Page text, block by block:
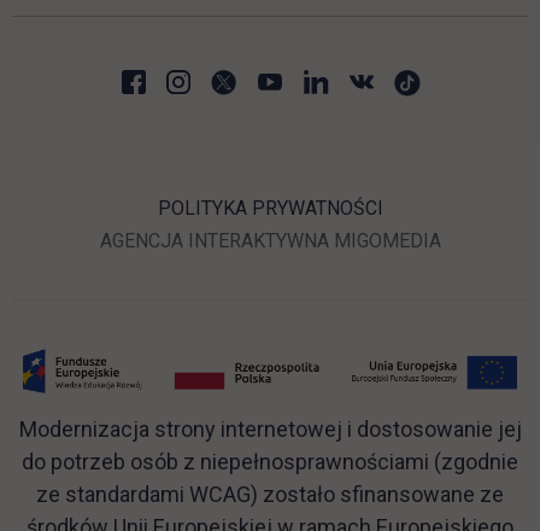
POLITYKA PRYWATNOŚCI
AGENCJA INTERAKTYWNALINK OTWIERA SIĘ W
MIGOMEDIALINK
Modernizacja strony internetowej i dostosowanie jej
do potrzeb osób z niepełnosprawnościami (zgodnie
ze standardami WCAG) zostało sfinansowane ze